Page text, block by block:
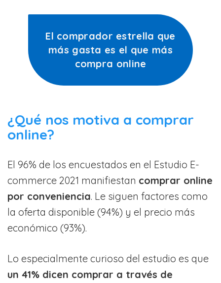
El comprador estrella que
más gasta es el que más
compra online
¿Qué nos motiva a comprar
online?
El 96% de los encuestados en el Estudio E-
commerce 2021 manifiestan comprar online
por conveniencia. Le siguen factores como
la oferta disponible (94%) y el precio más
económico (93%).
Lo especialmente curioso del estudio es que
un 41% dicen comprar a través de